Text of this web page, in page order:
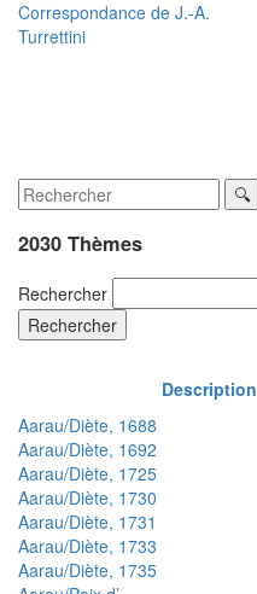
Correspondance de J.-A.
Turrettini
2030 Thèmes
Rechercher
Rechercher
Description
Aarau/Diète, 1688
Aarau/Diète, 1692
Aarau/Diète, 1725
Aarau/Diète, 1730
Aarau/Diète, 1731
Aarau/Diète, 1733
Aarau/Diète, 1735